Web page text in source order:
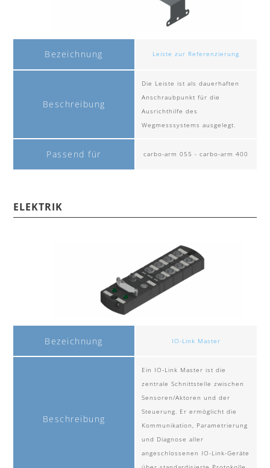
Bezeichnung
Beschreibung
Passend für
Leiste zur Referenzierung
Die Leiste ist als dauerhaften
Anschraubpunkt für die
Ausrichthilfe des
Wegmesssystems ausgelegt.
carbo-arm 055 - carbo-arm 400
ELEKTRIK
Bezeichnung
Beschreibung
IO-Link Master
Ein IO-Link Master ist die
zentrale Schnittstelle zwischen
Sensoren/Aktoren und der
Steuerung. Er ermöglicht die
Kommunikation, Parametrierung
und Diagnose aller
angeschlossenen IO-Link-Geräte